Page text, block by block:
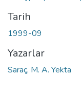
Tarih
1999-09
Yazarlar
Saraç, M. A. Yekta